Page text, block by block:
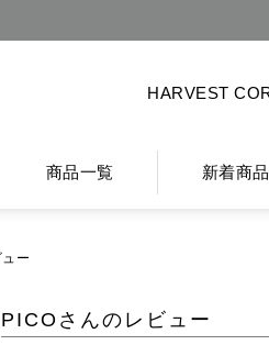
HARVEST
商品一覧 新着商品
ー
PICOさんのレビュー